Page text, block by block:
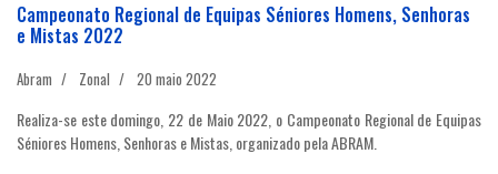
Campeonato Regional de Equipas Séniores Homens, Senhoras
e Mistas 2022
Abram Zonal 20 maio 2022
Realiza-se este domingo, 22 de Maio 2022, o Campeonato Regional de Equipas
Séniores Homens, Senhoras e Mistas, organizado pela ABRAM.